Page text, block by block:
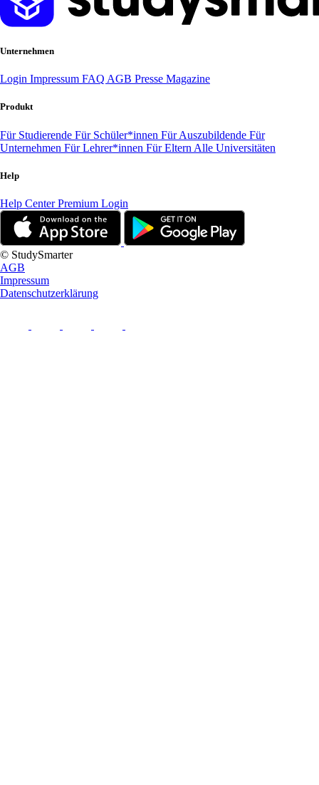
Unternehmen
Login Impressum FAQ AGB Presse Magazine
Produkt
Für Studierende Für Schüler*innen Für Auszubildende Für
Unternehmen Für Lehrer*innen Für Eltern Alle Universitäten
Help
Help CenterPremium Login
© StudySmarter
AGB
Impressum
Datenschutzerklärung